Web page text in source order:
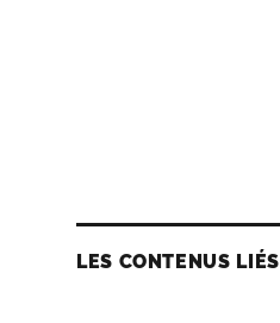
LES CONTENUS LIÉS